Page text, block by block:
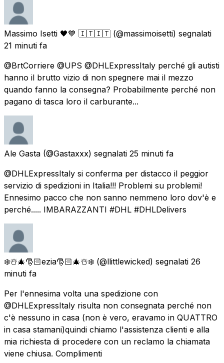
Massimo Isetti 🖤💙 🇮🇹🇮🇹 (@massimoisetti) segnalati
21 minuti fa
@BrtCorriere @UPS @DHLExpressItaly perché gli autisti
hanno il brutto vizio di non spegnere mai il mezzo
quando fanno la consegna? Probabilmente perché non
pagano di tasca loro il carburante...
Ale Gasta (@Gastaxxx) segnalati 25 minuti fa
@DHLExpressItaly si conferma per distacco il peggior
servizio di spedizioni in Italia!!! Problemi su problemi!
Ennesimo pacco che non sanno nemmeno loro dov'è e
perché..... IMBARAZZANTI #DHL #DHLDelivers
❄️☃️🎄🎅🏻ezia🎅🏻🎄☃️❄️ (@llittlewicked) segnalati 26
minuti fa
Per l'ennesima volta una spedizione con
@DHLExpressItaly risulta non consegnata perché non
c'è nessuno in casa (non è vero, eravamo in QUATTRO
in casa stamani)quindi chiamo l'assistenza clienti e alla
mia richiesta di procedere con un reclamo la chiamata
viene chiusa. Complimenti